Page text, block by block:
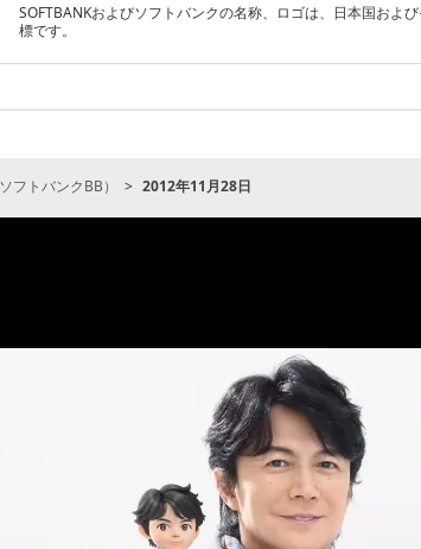
SOFTBANKおよびソフトバンクの名称、ロゴは、日本国およ
標です。
フトバンクBB） 2012年11月28日